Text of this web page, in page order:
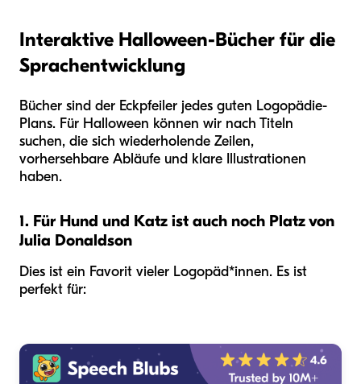
Interaktive Halloween-Bücher für die
Sprachentwicklung
Bücher sind der Eckpfeiler jedes guten Logopädie-
Plans. Für Halloween können wir nach Titeln
suchen, die sich wiederholende Zeilen,
vorhersehbare Abläufe und klare Illustrationen
haben.
1. Für Hund und Katz ist auch noch Platz von
Julia Donaldson
Dies ist ein Favorit vieler Logopäd*innen. Es ist
perfekt für: